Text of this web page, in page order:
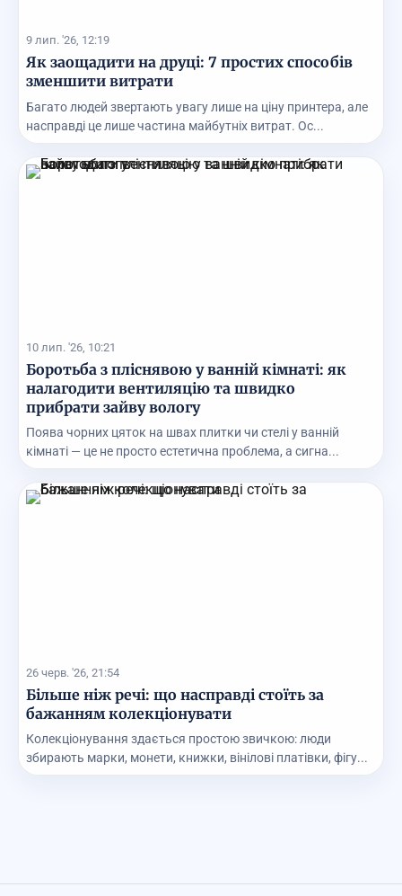
9 лип. '26, 12:19
Як заощадити на друці: 7 простих способів
зменшити витрати
Багато людей звертають увагу лише на ціну принтера, але
насправді це лише частина майбутніх витрат. Ос...
10 лип. '26, 10:21
Боротьба з пліснявою у ванній кімнаті: як
налагодити вентиляцію та швидко
прибрати зайву вологу
Поява чорних цяток на швах плитки чи стелі у ванній
кімнаті — це не просто естетична проблема, а сигна...
26 черв. '26, 21:54
Більше ніж речі: що насправді стоїть за
бажанням колекціонувати
Колекціонування здається простою звичкою: люди
збирають марки, монети, книжки, вінілові платівки, фігу...